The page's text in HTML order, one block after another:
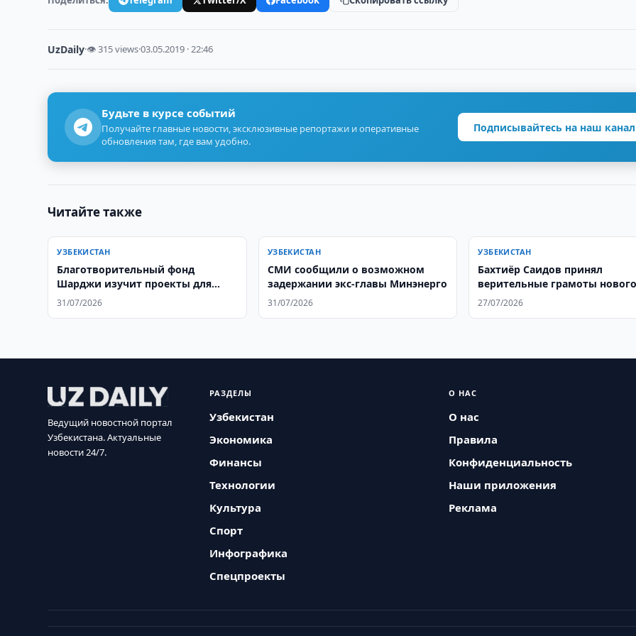
UzDaily·👁 315 views·03.05.2019 · 22:46
Будьте в курсе событий
Получайте главные новости, эксклюзивные репортажи и оперативные
обновления там, где вам удобно.
Подписывайтесь на наш канал
Читайте также
УЗБЕКИСТАН
Благотворительный фонд
Шарджи изучит проекты для
Узбекистана
31/07/2026
УЗБЕКИСТАН
СМИ сообщили о возможном
задержании экс-главы Минэнерго
31/07/2026
УЗБЕКИСТАН
Бахтиёр Саидов принял
верительные грамоты
посла Аргентины в
27/07/2026
Ведущий новостной портал
Узбекистана. Актуальные
новости 24/7.
РАЗДЕЛЫ
Узбекистан
Экономика
Финансы
Технологии
Культура
Спорт
Инфографика
Спецпроекты
О НАС
О нас
Правила
Конфиденциальность
Наши приложения
Реклама